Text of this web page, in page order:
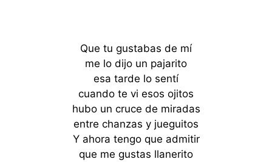
Que tu gustabas de mí
me lo dijo un pajarito
esa tarde lo sentí
cuando te vi esos ojitos
hubo un cruce de miradas
entre chanzas y jueguitos
Y ahora tengo que admitir
que me gustas llanerito